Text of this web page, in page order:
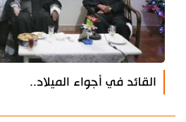
القائد في أجواء الميلاد..